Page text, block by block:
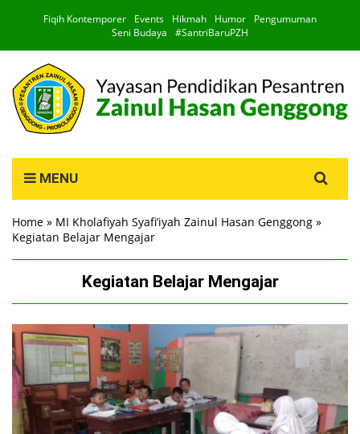
Fiqih Kontemporer Events Hikmah Humor
Pengumuman
Seni Budaya
#SantriBaruPZH
MENU
for:
Home » MI Kholafiyah Syafi’iyah Zainul Hasan Genggong »
Kegiatan Belajar Mengajar
Kegiatan Belajar Mengajar